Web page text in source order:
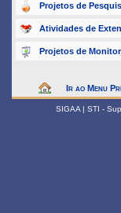
Projetos de
Atividades de
Projetos de
Ir ao Menu
SIGAA | STI -